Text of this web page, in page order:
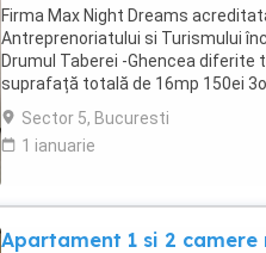
Firma Max Night Dreams
Antreprenoriatului si Turismului
Drumul Taberei -Ghencea diferite
suprafață totală de 16mp 150ei
suprafață totală de ...
Sector 5, Bucuresti
1 ianuarie
Apartament 1 si 2